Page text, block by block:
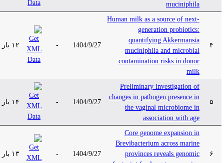
muciniphila
Human milk as a source of next-
generation probiotics:
quantifying Akkermansia
muciniphila and microbial
contamination risks in donor
milk
1404/9/27 ۱۲ بار
Preliminary investigation of
changes in pathogen presence in
the vaginal microbiome in
association with age
1404/9/27 ۱۴ بار
Core genome expansion in
Brevibacterium across marine
provinces reveals genomic
1404/9/27 ۱۳ بار